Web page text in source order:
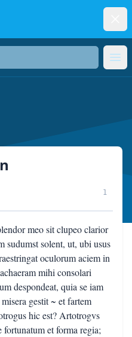
1
meo sit clupeo clarior
sudumst solent, ut, ubi usus
oculorum aciem in
mihi consolari
despondeat, quia se iam
gestit ~ et fartem
hic est? Artotrogvs
et forma regia;